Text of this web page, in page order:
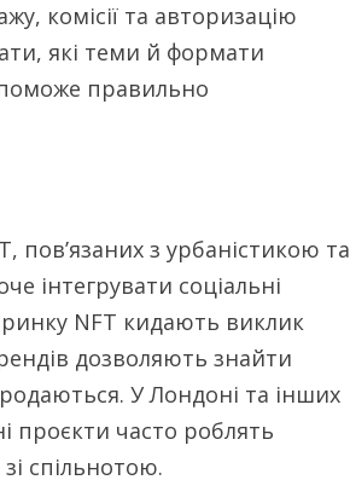
комісії та авторизацію
які теми й формати
правильно
пов’язаних з урбаністикою та
інтегрувати соціальні
ринку NFT кидають виклик
дозволяють знайти
У Лондоні та інших
проєкти часто роблять
спільнотою.